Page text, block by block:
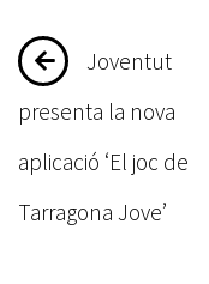
Navegació
d'entrades
Joventut
presenta la nova
aplicació ‘El joc de
Tarragona Jove’